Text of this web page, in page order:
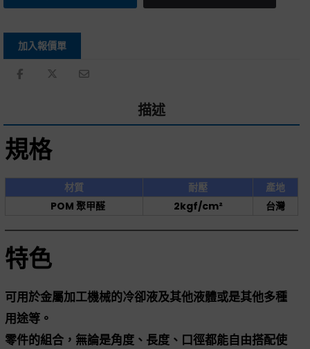
加入報價單
描述
規格
材質 耐壓
產地
POM 聚甲醛
2kgf/cm² 台灣
特色
可用於金屬加工機械的冷卻液及其他液體或是其他多種
用途等。
零件的組合，無論是角度、長度、口徑都能自由搭配使